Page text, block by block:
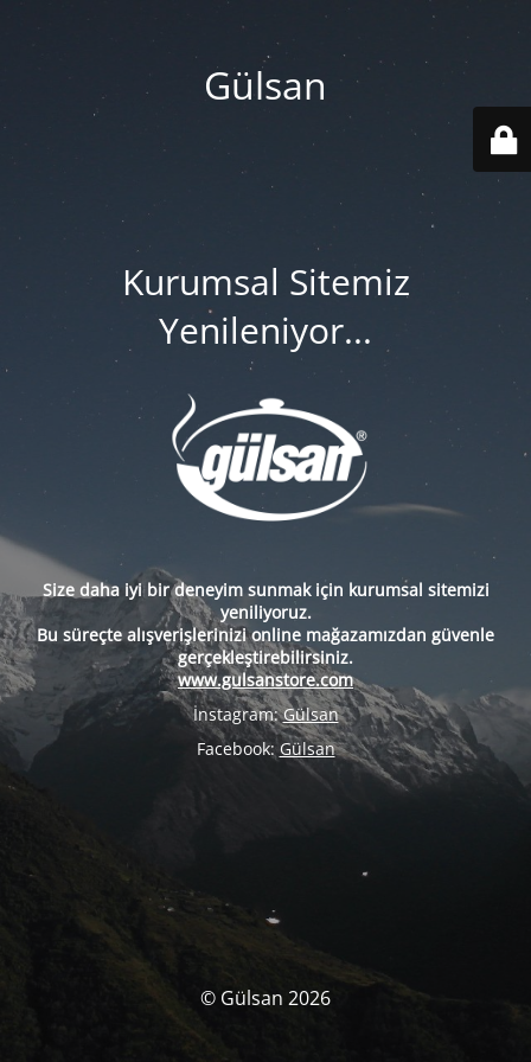
Gülsan
Kurumsal Sitemiz
Yenileniyor...
Size daha iyi bir deneyim sunmak için kurumsal sitemizi
yeniliyoruz.
Bu süreçte alışverişlerinizi online mağazamızdan güvenle
gerçekleştirebilirsiniz.
www.gulsanstore.com
İnstagram:Gülsan
Facebook:Gülsan
© Gülsan 2026